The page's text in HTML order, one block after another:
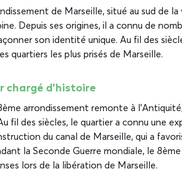
de Marseille, situé au sud de
Depuis ses origines, il a connu de
son identité unique. Au fil des
quartiers les plus prisés de Marseille.
chargé d’histoire
arrondissement remonte à
fil des siècles, le quartier a connu une
du canal de Marseille, qui a
la Seconde Guerre mondiale, le
lors de la libération de Marseille.